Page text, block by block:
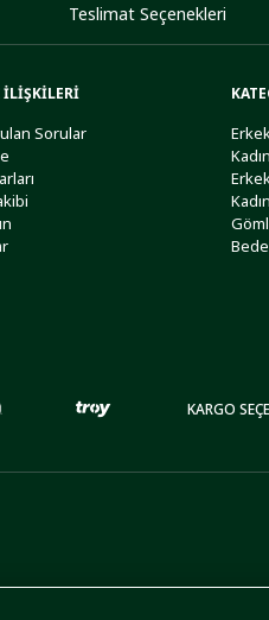
Teslimat Seçenekleri
İLİŞKİLERİ
Sorular
KARGO